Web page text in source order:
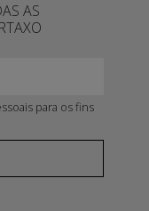
AS
para os fins